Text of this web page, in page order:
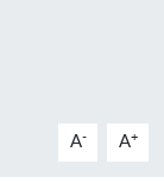
A- A+